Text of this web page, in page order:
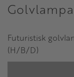
Futuristisk
(H/B/D)